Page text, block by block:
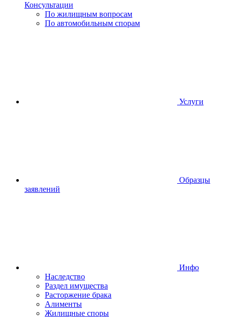
Консультации
По жилищным вопросам
По автомобильным спорам
Услуги
Образцы
заявлений
Инфо
Наследство
Раздел имущества
Расторжение брака
Алименты
Жилищные споры